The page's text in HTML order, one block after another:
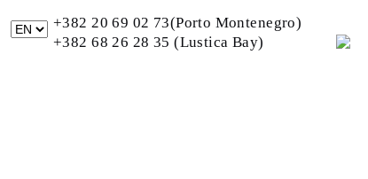
+382 20 69 02 73(Porto Montenegro)
+382 68 26 28 35 (Lustica Bay)